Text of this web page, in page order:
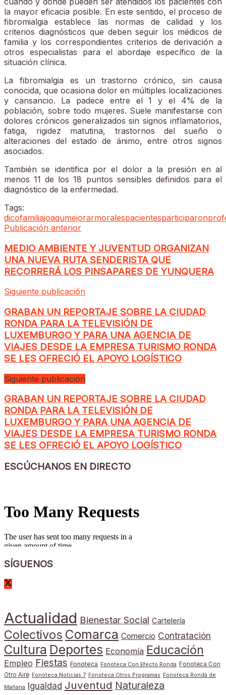
la mayor eficacia posible. En este sentido, el proceso de
fibromialgia establece las normas de calidad y los
criterios diagnósticos que deben seguir los médicos de
familia y los correspondientes criterios de derivación a
otros especialistas para el abordaje específico de la
situación clínica.
La fibromialgia es un trastorno crónico, sin causa
conocida, que ocasiona dolor en múltiples localizaciones
y cansancio. La padece entre el 1 y el 4% de la
población, sobre todo mujeres. Suele manifestarse con
dolores crónicos generalizados sin signos inflamatorios,
fatiga, rigidez matutina, trastornos del sueño o
alteraciones del estado de ánimo, entre otros signos
asociados.
También se identifica por el dolor a la presión en al
menos 11 de los 18 puntos sensibles definidos para el
diagnóstico de la enfermedad.
Tags:
dicofamiliajoaqumejorarmoralespacientesparticiparon
Publicación anterior
MEDIO AMBIENTE Y JUVENTUD ORGANIZAN
UNA NUEVA RUTA SENDERISTA QUE
RECORRERÁ LOS PINSAPARES DE YUNQUERA
Siguiente publicación
GRABAN UN REPORTAJE SOBRE LA CIUDAD
RONDA PARA LA TELEVISIÓN DE
LUXEMBURGO Y PARA UNA AGENCIA DE
VIAJES DESDE LA EMPRESA TURISMO RONDA
SE LES OFRECIÓ EL APOYO LOGÍSTICO
Siguiente publicación
GRABAN UN REPORTAJE SOBRE LA CIUDAD
RONDA PARA LA TELEVISIÓN DE
LUXEMBURGO Y PARA UNA AGENCIA DE
VIAJES DESDE LA EMPRESA TURISMO RONDA
SE LES OFRECIÓ EL APOYO LOGÍSTICO
ESCÚCHANOS EN DIRECTO
SÍGUENOS
Actualidad Bienestar Social Cartelería
Colectivos Comarca Comercio Contratación
Cultura Deportes Economía Educación
Empleo Fiestas Fonoteca Fonoteca Con Efecto Ronda
Fonoteca Con
Otro Aire Fonoteca Noticias 7 Fonoteca Otros Programas
Fonoteca Ronda de
Mañana
Igualdad Juventud Naturaleza